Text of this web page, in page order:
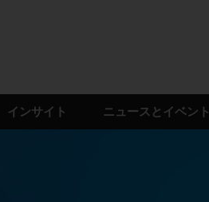
インサイト ニュースとイベント